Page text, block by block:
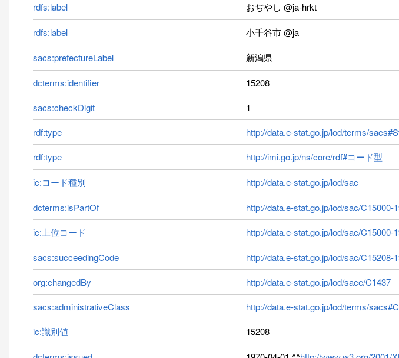
rdfs:label
おぢやし @ja-hrkt
rdfs:label 小千谷市 @ja
sacs:prefectureLabel 新潟県
dcterms:identifier
15208
sacs:checkDigit
1
rdf:type
http://data.e-stat.go.jp/lod/terms/
rdf:type
http://imi.go.jp/ns/core/rdf#コード型
ic:コード種別 http://data.e-stat.go.jp/lod/sac
dcterms:isPartOf
http://data.e-stat.go.jp/lod/sac/C15000-
ic:上位コード
http://data.e-stat.go.jp/lod/sac/C15000-
sacs:succeedingCode
http://data.e-stat.go.jp/lod/sac/C15208-
org:changedBy
http://data.e-stat.go.jp/lod/sace/C1437
sacs:administrativeClass
http://data.e-stat.go.jp/lod/terms/
ic:識別値
15208